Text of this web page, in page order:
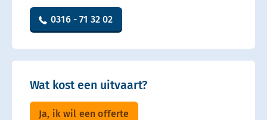
0316 - 71 32 02
Wat kost een uitvaart?
Ja, ik wil een offerte